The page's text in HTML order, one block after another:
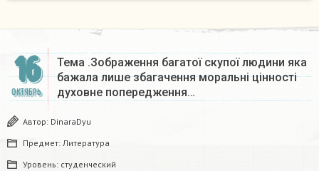
16
ОКТЯБРЬ
Тема .Зображення багатої скупої людини яка
бажала лише збагачення моральні цінності
духовне попередження…
Автор: DinaraDyu
Предмет: Литература
Уровень: студенческий